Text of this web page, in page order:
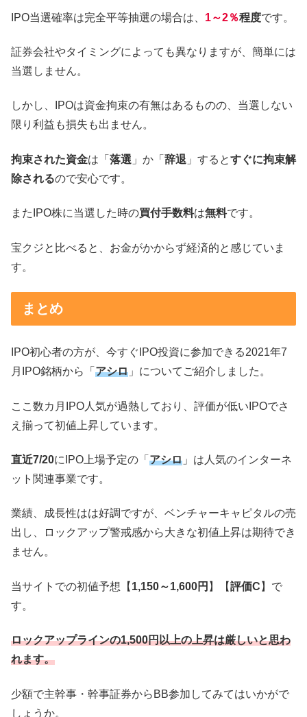
IPO当選確率は完全平等抽選の場合は、 1～2％程度です。
証券会社やタイミングによっても異なりますが、簡単には
当選しません。
しかし、IPOは資金拘束の有無はあるものの、当選しない
限り利益も損失も出ません。
拘束された資金は「 落選 」か「 辞退 」するとすぐに拘束解
除されるので安心です。
またIPO株に当選した時の買付手数料は無料です。
宝クジと比べると、お金がかからず経済的と感じていま
す。
まとめ
IPO初心者の方が、今すぐIPO投資に参加できる2021年7
月IPO銘柄から「 アシロ 」についてご紹介しました。
ここ数カ月IPO人気が過熱しており、評価が低いIPOでさ
え揃って初値上昇しています。
直近7/20にIPO上場予定の「 アシロ 」は人気のインターネ
ット関連事業です。
業績、成長性はは好調ですが、ベンチャーキャピタルの売
出し、ロックアップ警戒感から大きな初値上昇は期待でき
ません。
当サイトでの初値予想【 1,150～1,600円 】【評価C 】で
す。
ロックアップラインの1,500円以上の上昇は厳しいと思わ
れます。
少額で主幹事・幹事証券からBB参加してみてはいかがで
しょうか。